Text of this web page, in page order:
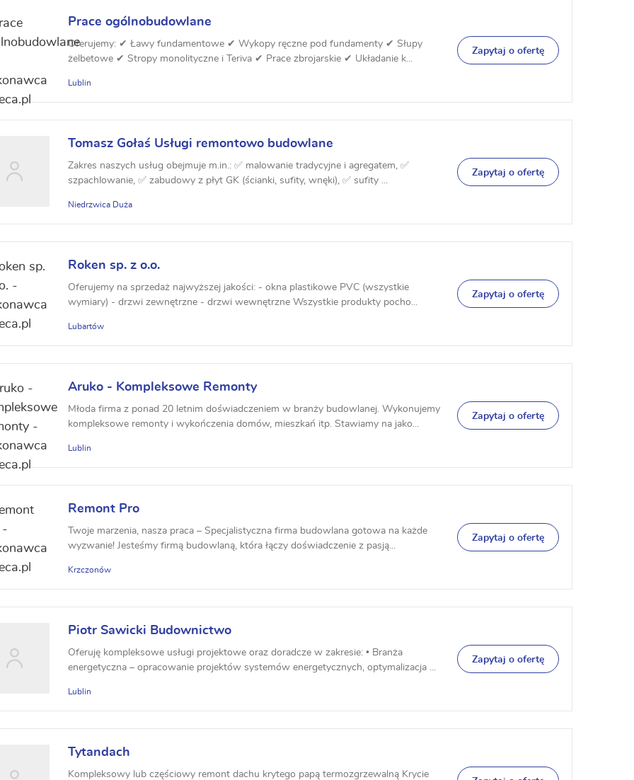
Prace ogólnobudowlane
Oferujemy: ✔ Ławy fundamentowe ✔ Wykopy ręczne pod fundamenty ✔ Słupy
żelbetowe ✔ Stropy monolityczne i Teriva ✔ Prace zbrojarskie ✔ Układanie k...
Lublin
Zapytaj o ofertę
Tomasz Gołaś Usługi remontowo budowlane
Zakres naszych usług obejmuje m.in.: ✅ malowanie tradycyjne i agregatem, ✅
szpachlowanie, ✅ zabudowy z płyt GK (ścianki, sufity, wnęki), ✅ sufity ...
Niedrzwica Duża
Zapytaj o ofertę
Roken sp. z o.o.
Oferujemy na sprzedaż najwyższej jakości: - okna plastikowe PVC (wszystkie
wymiary) - drzwi zewnętrzne - drzwi wewnętrzne Wszystkie produkty pocho...
Lubartów
Zapytaj o ofertę
Aruko - Kompleksowe Remonty
Młoda firma z ponad 20 letnim doświadczeniem w branży budowlanej. Wykonujemy
kompleksowe remonty i wykończenia domów, mieszkań itp. Stawiamy na jako...
Lublin
Zapytaj o ofertę
Remont Pro
Twoje marzenia, nasza praca – Specjalistyczna firma budowlana gotowa na każde
wyzwanie! Jesteśmy firmą budowlaną, która łączy doświadczenie z pasją...
Krzczonów
Zapytaj o ofertę
Piotr Sawicki Budownictwo
Oferuję kompleksowe usługi projektowe oraz doradcze w zakresie: • Branża
energetyczna – opracowanie projektów systemów energetycznych, optymalizacja ...
Lublin
Zapytaj o ofertę
Tytandach
Kompleksowy lub częściowy remont dachu krytego papą termozgrzewalną Krycie